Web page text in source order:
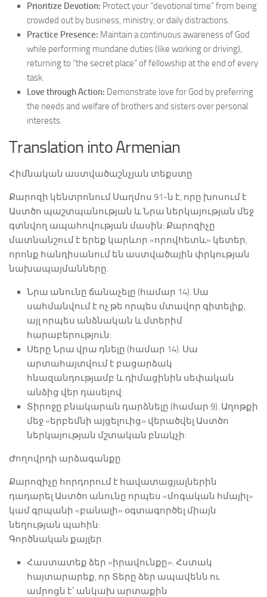
Prioritize Devotion: Protect your “devotional time” from being
crowded out by business, ministry, or daily distractions.
Practice Presence: Maintain a continuous awareness of God
while performing mundane duties (like working or driving),
returning to “the secret place” of fellowship at the end of every
task.
Love through Action: Demonstrate love for God by preferring
the needs and welfare of brothers and sisters over personal
interests.
Translation into Armenian
Հիմնական աստվածաշնչյան տեքստը
Քարոզի կենտրոնում Սաղմոս 91-ն է, որը խոսում է
Աստծո պաշտպանության և Նրա ներկայության մեջ
գտնվող ապահովության մասին: Քարոզիչը
մատնանշում է երեք կարևոր «որովհետև» կետեր,
որոնք հանդիսանում են աստվածային փրկության
նախապայմանները.
Նրա անունը ճանաչելը (համար 14). Սա
սահմանվում է ոչ թե որպես մտավոր գիտելիք,
այլ որպես անձնական և մտերիմ
հարաբերություն:
Սերը Նրա վրա դնելը (համար 14). Սա
արտահայտվում է բացարձակ
հնազանդությամբ և դիմացինին սեփական
անձից վեր դասելով:
Տիրոջը բնակարան դարձնելը (համար 9). Աղոթքի
մեջ «երբեմնի այցելուից» վերածվել Աստծո
ներկայության մշտական բնակչի:
Ժողովրդի արձագանքը
Քարոզիչը հորդորում է հավատացյալներին
դադարել Աստծո անունը որպես «մոգական հմայիլ»
կամ գրպանի «բանալի» օգտագործել միայն
նեղության պահին:
Գործնական քայլեր.
Հաստատեք ձեր «իրավունքը». Հստակ
հայտարարեք, որ Տերը ձեր ապավենն ու
ամրոցն է՝ անկախ արտաքին